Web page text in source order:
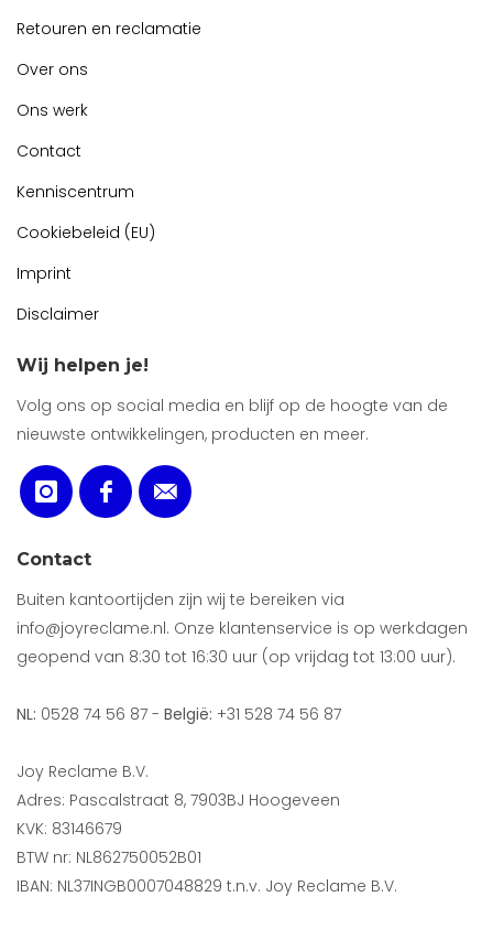
Retouren en reclamatie
Over ons
Ons werk
Contact
Kenniscentrum
Cookiebeleid (EU)
Imprint
Disclaimer
Wij helpen je!
Volg ons op social media en blijf op de hoogte van de
nieuwste ontwikkelingen, producten en meer.
Contact
Buiten kantoortijden zijn wij te bereiken via
info@joyreclame.nl. Onze klantenservice is op werkdagen
geopend van 8:30 tot 16:30 uur (op vrijdag tot 13:00 uur).
NL: 0528 74 56 87 - België: +31 528 74 56 87
Joy Reclame B.V.
Adres: Pascalstraat 8, 7903BJ Hoogeveen
KVK: 83146679
BTW nr: NL862750052B01
IBAN: NL37INGB0007048829 t.n.v. Joy Reclame B.V.